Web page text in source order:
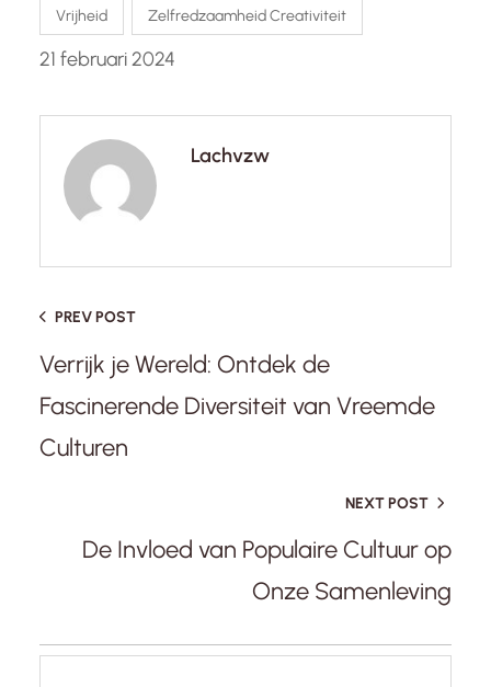
Vrijheid Zelfredzaamheid Creativiteit
21 februari 2024
Lachvzw
PREV POST
Verrijk je Wereld: Ontdek de
Fascinerende Diversiteit van Vreemde
Culturen
NEXT POST
De Invloed van Populaire Cultuur op
Onze Samenleving